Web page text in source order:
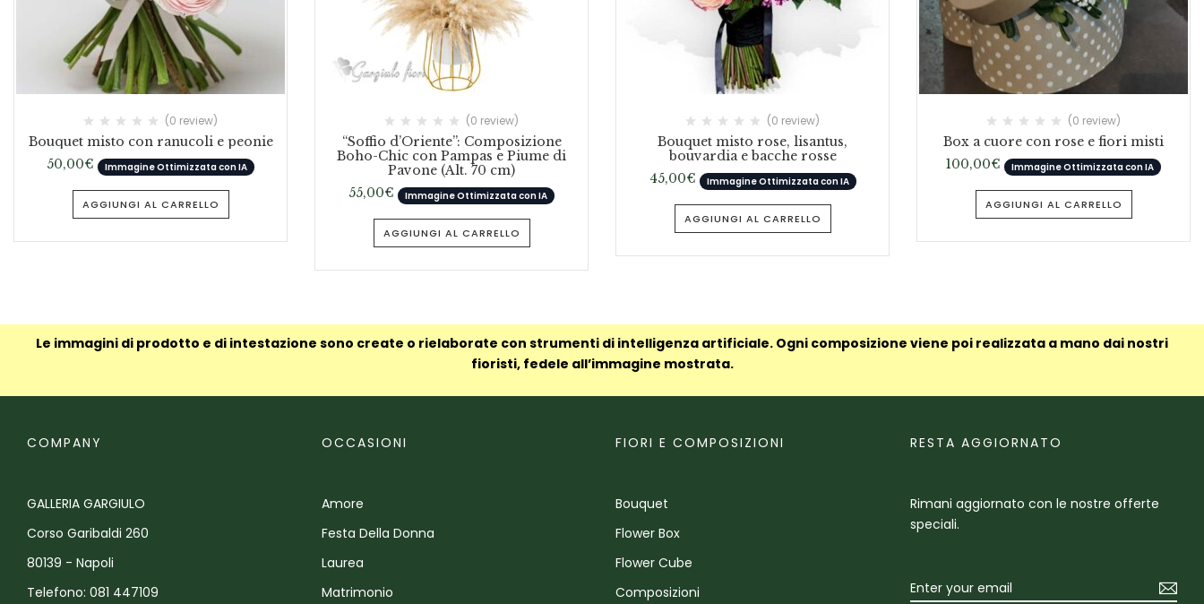
(0 review)
Bouquet misto con ranucoli e peonie
50,00€ Immagine Ottimizzata con IA
AGGIUNGI AL CARRELLO
(0 review)
“Soffio d’Oriente”: Composizione
Boho-Chic con Pampas e Piume di
Pavone (Alt. 70 cm)
55,00€ Immagine Ottimizzata con IA
AGGIUNGI AL CARRELLO
(0 review)
Bouquet misto rose, lisantus,
bouvardia e bacche rosse
45,00€ Immagine Ottimizzata con IA
AGGIUNGI AL CARRELLO
(0 review)
Box a cuore con rose e fiori misti
100,00€ Immagine Ottimizzata con IA
AGGIUNGI AL CARRELLO
Le immagini di prodotto e di intestazione sono create o rielaborate con strumenti di intelligenza artificiale. Ogni composizione viene poi realizzata a mano dai nostri
fioristi, fedele all’immagine mostrata.
COMPANY
GALLERIA GARGIULO
Corso Garibaldi 260
80139 - Napoli
Telefono: 081 447109
OCCASIONI
Amore
Festa Della Donna
Laurea
Matrimonio
FIORI E COMPOSIZIONI
Bouquet
Flower Box
Flower Cube
Composizioni
RESTA AGGIORNATO
Rimani aggiornato con le nostre offerte
speciali.